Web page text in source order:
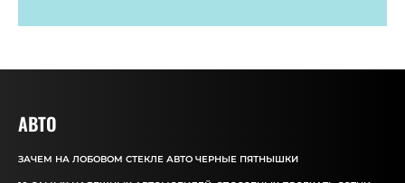
АВТО
ЗАЧЕМ НА ЛОБОВОМ СТЕКЛЕ АВТО ЧЕРНЫЕ ПЯТНЫШКИ